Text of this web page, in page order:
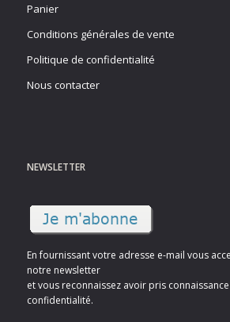
Panier
Conditions générales de vente
Politique de confidentialité
Nous contacter
NEWSLETTER
En fournissant votre adresse e-mail vous
notre newsletter
et vous reconnaissez avoir pris
confidentialité.